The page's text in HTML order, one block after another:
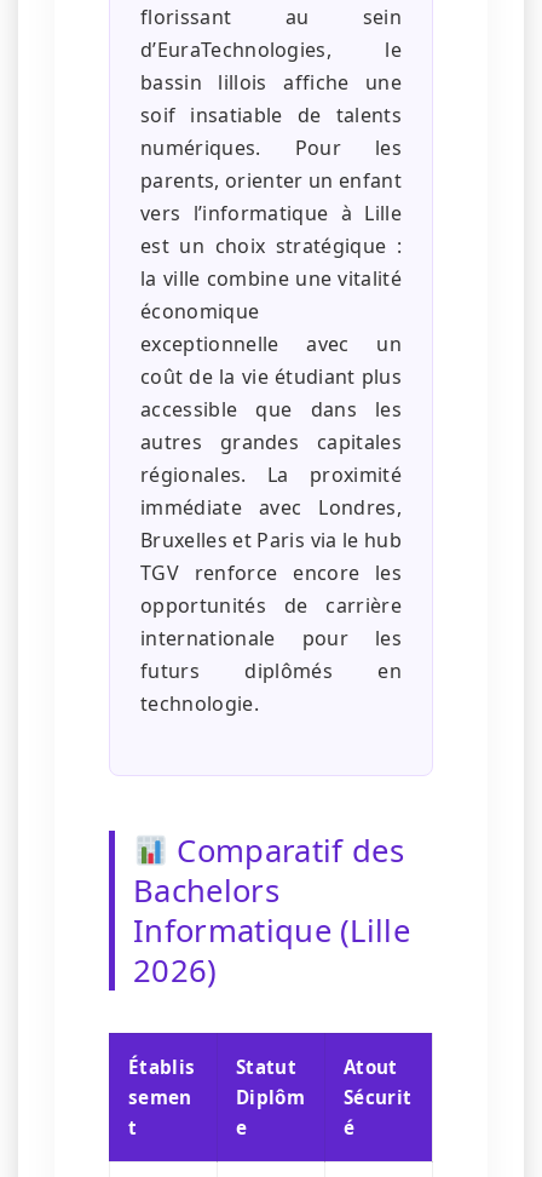
florissant au sein
d’EuraTechnologies, le
bassin lillois affiche une
soif insatiable de talents
numériques. Pour les
parents, orienter un enfant
vers l’informatique à Lille
est un choix stratégique :
la ville combine une vitalité
économique
exceptionnelle avec un
coût de la vie étudiant plus
accessible que dans les
autres grandes capitales
régionales. La proximité
immédiate avec Londres,
Bruxelles et Paris via le hub
TGV renforce encore les
opportunités de carrière
internationale pour les
futurs diplômés en
technologie.
Comparatif des
Bachelors
Informatique (Lille
2026)
Établis
semen
t
Statut
Diplôm
e
Atout
Sécurit
é